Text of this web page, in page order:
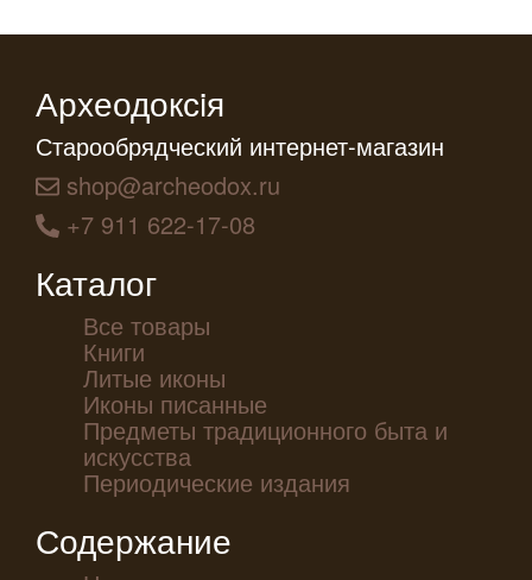
Археодоксiя
Старообрядческий интернет-магазин
shop@archeodox.ru
+7 911 622-17-08
Каталог
Все товары
Книги
Литые иконы
Иконы писанные
Предметы традиционного быта и
искусства
Периодические издания
Содержание